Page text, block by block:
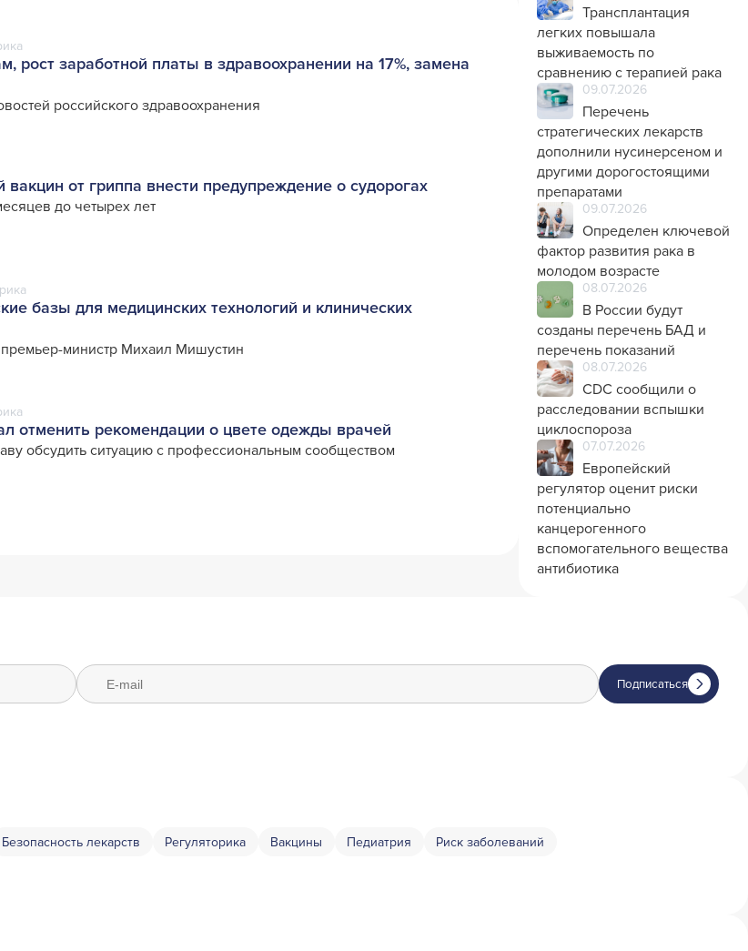
рост заработной платы в здравоохранении на 17%, замена
российского здравоохранения
вакцин от гриппа внести предупреждение о судорогах
до четырех лет
базы для медицинских технологий и клинических
министр Михаил Мишустин
отменить рекомендации о цвете одежды врачей
обсудить ситуацию с профессиональным сообществом
Трансплантация
легких повышала
выживаемость по
сравнению с терапией рака
09.07.2026
Перечень
стратегических лекарств
дополнили нусинерсеном и
другими дорогостоящими
препаратами
09.07.2026
Определен ключевой
фактор развития рака в
молодом возрасте
08.07.2026
В России будут
созданы перечень БАД и
перечень показаний
08.07.2026
CDC сообщили о
расследовании вспышки
циклоспороза
07.07.2026
Европейский
регулятор оценит риски
потенциально
канцерогенного
вспомогательного вещества
антибиотика
Подписаться
Безопасность лекарств Регуляторика Вакцины Педиатрия
Риск заболеваний